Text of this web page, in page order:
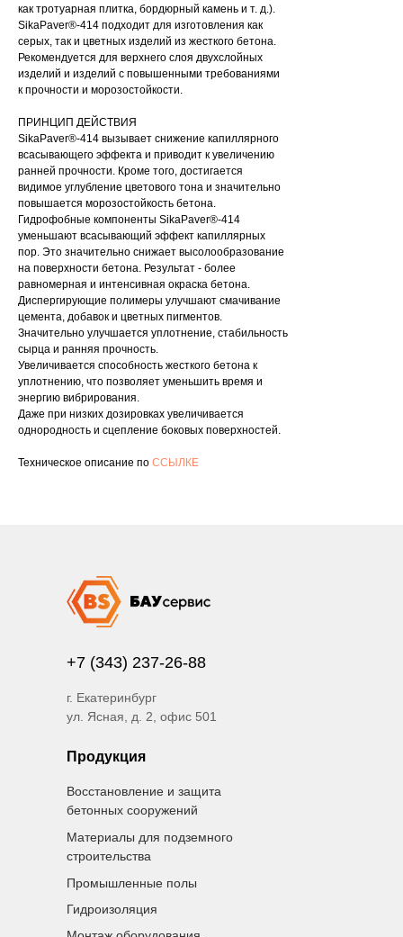
как тротуарная плитка, бордюрный камень и т. д.).
SikaPaver®-414 подходит для изготовления как
серых, так и цветных изделий из жесткого бетона.
Рекомендуется для верхнего слоя двухслойных
изделий и изделий с повышенными требованиями
к прочности и морозостойкости.
ПРИНЦИП ДЕЙСТВИЯ
SikaPaver®-414 вызывает снижение капиллярного
всасывающего эффекта и приводит к увеличению
ранней прочности. Кроме того, достигается
видимое углубление цветового тона и значительно
повышается морозостойкость бетона.
Гидрофобные компоненты SikaPaver®-414
уменьшают всасывающий эффект капиллярных
пор. Это значительно снижает высолообразование
на поверхности бетона. Результат - более
равномерная и интенсивная окраска бетона.
Диспергирующие полимеры улучшают смачивание
цемента, добавок и цветных пигментов.
Значительно улучшается уплотнение, стабильность
сырца и ранняя прочность.
Увеличивается способность жесткого бетона к
уплотнению, что позволяет уменьшить время и
энергию вибрирования.
Даже при низких дозировках увеличивается
однородность и сцепление боковых поверхностей.
Техническое описание по ССЫЛКЕ
+7 (343) 237-26-88
г. Екатеринбург
ул. Ясная, д. 2, офис 501
Продукция
Восстановление и защита
бетонных сооружений
Материалы для подземного
строительства
Промышленные полы
Гидроизоляция